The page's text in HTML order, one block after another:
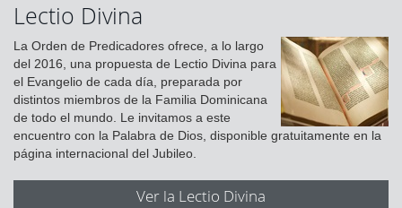
Lectio Divina
La Orden de Predicadores ofrece, a lo largo
del 2016, una propuesta de Lectio Divina para
el Evangelio de cada día, preparada por
distintos miembros de la Familia Dominicana
de todo el mundo. Le invitamos a este
encuentro con la Palabra de Dios, disponible gratuitamente en la
página internacional del Jubileo.
Ver la Lectio Divina